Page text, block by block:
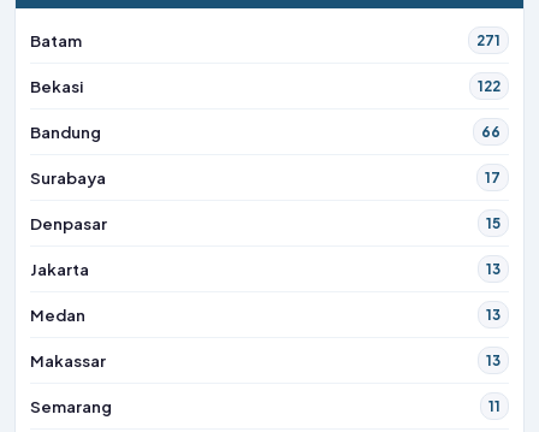
Batam 271
Bekasi 122
Bandung 66
Surabaya 17
Denpasar 15
Jakarta 13
Medan 13
Makassar 13
Semarang 11